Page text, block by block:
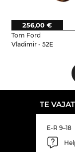
Tom Ford
Vladimir - 52E
256,00 €
TE
E-R 9–18